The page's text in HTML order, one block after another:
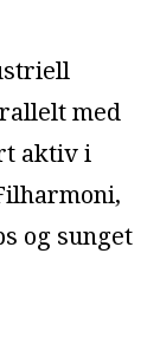
med
aktiv i
og sunget